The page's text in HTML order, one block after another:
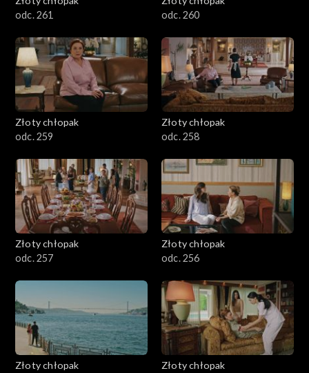
odc. 261
odc. 260
Złoty chłopak
odc. 259
Złoty chłopak
odc. 258
Złoty chłopak
odc. 257
Złoty chłopak
odc. 256
Złoty chłopak
Złoty chłopak